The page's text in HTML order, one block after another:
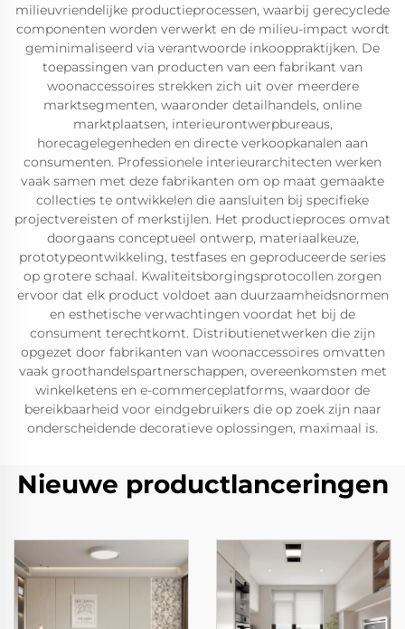
milieuvriendelijke productieprocessen, waarbij gerecyclede
componenten worden verwerkt en de milieu-impact wordt
geminimaliseerd via verantwoorde inkooppraktijken. De
toepassingen van producten van een fabrikant van
woonaccessoires strekken zich uit over meerdere
marktsegmenten, waaronder detailhandels, online
marktplaatsen, interieurontwerpbureaus,
horecagelegenheden en directe verkoopkanalen aan
consumenten. Professionele interieurarchitecten werken
vaak samen met deze fabrikanten om op maat gemaakte
collecties te ontwikkelen die aansluiten bij specifieke
projectvereisten of merkstijlen. Het productieproces omvat
doorgaans conceptueel ontwerp, materiaalkeuze,
prototypeontwikkeling, testfases en geproduceerde series
op grotere schaal. Kwaliteitsborgingsprotocollen zorgen
ervoor dat elk product voldoet aan duurzaamheidsnormen
en esthetische verwachtingen voordat het bij de
consument terechtkomt. Distributienetwerken die zijn
opgezet door fabrikanten van woonaccessoires omvatten
vaak groothandelspartnerschappen, overeenkomsten met
winkelketens en e-commerceplatforms, waardoor de
bereikbaarheid voor eindgebruikers die op zoek zijn naar
onderscheidende decoratieve oplossingen, maximaal is.
Nieuwe productlanceringen